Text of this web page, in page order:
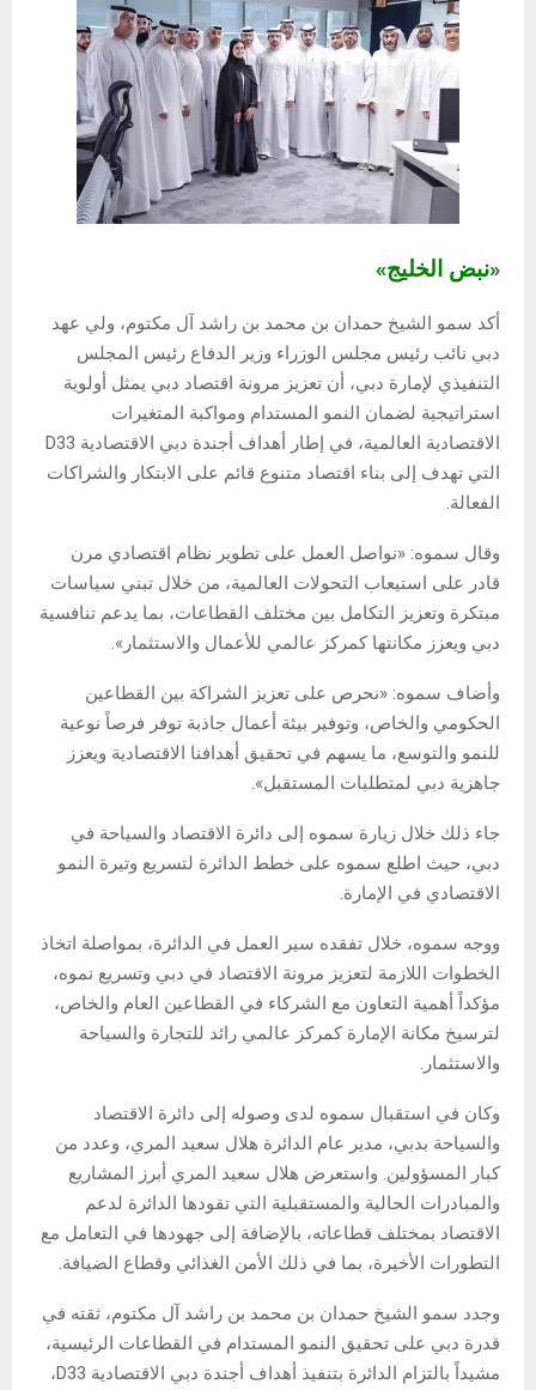
«نبض الخليج»
أكد سمو الشيخ حمدان بن محمد بن راشد آل مكتوم، ولي عهد
دبي نائب رئيس مجلس الوزراء وزير الدفاع رئيس المجلس
التنفيذي لإمارة دبي، أن تعزيز مرونة اقتصاد دبي يمثل أولوية
استراتيجية لضمان النمو المستدام ومواكبة المتغيرات
الاقتصادية العالمية، في إطار أهداف أجندة دبي الاقتصادية D33
التي تهدف إلى بناء اقتصاد متنوع قائم على الابتكار والشراكات
الفعالة.
وقال سموه: «نواصل العمل على تطوير نظام اقتصادي مرن
قادر على استيعاب التحولات العالمية، من خلال تبني سياسات
مبتكرة وتعزيز التكامل بين مختلف القطاعات، بما يدعم تنافسية
دبي ويعزز مكانتها كمركز عالمي للأعمال والاستثمار».
وأضاف سموه: «نحرص على تعزيز الشراكة بين القطاعين
الحكومي والخاص، وتوفير بيئة أعمال جاذبة توفر فرصاً نوعية
للنمو والتوسع، ما يسهم في تحقيق أهدافنا الاقتصادية ويعزز
جاهزية دبي لمتطلبات المستقبل».
جاء ذلك خلال زيارة سموه إلى دائرة الاقتصاد والسياحة في
دبي، حيث اطلع سموه على خطط الدائرة لتسريع وتيرة النمو
الاقتصادي في الإمارة.
ووجه سموه، خلال تفقده سير العمل في الدائرة، بمواصلة اتخاذ
الخطوات اللازمة لتعزيز مرونة الاقتصاد في دبي وتسريع نموه،
مؤكداً أهمية التعاون مع الشركاء في القطاعين العام والخاص،
لترسيخ مكانة الإمارة كمركز عالمي رائد للتجارة والسياحة
والاستثمار.
وكان في استقبال سموه لدى وصوله إلى دائرة الاقتصاد
والسياحة بدبي، مدير عام الدائرة هلال سعيد المري، وعدد من
كبار المسؤولين. واستعرض هلال سعيد المري أبرز المشاريع
والمبادرات الحالية والمستقبلية التي تقودها الدائرة لدعم
الاقتصاد بمختلف قطاعاته، بالإضافة إلى جهودها في التعامل مع
التطورات الأخيرة، بما في ذلك الأمن الغذائي وقطاع الضيافة.
وجدد سمو الشيخ حمدان بن محمد بن راشد آل مكتوم، ثقته في
قدرة دبي على تحقيق النمو المستدام في القطاعات الرئيسية،
مشيداً بالتزام الدائرة بتنفيذ أهداف أجندة دبي الاقتصادية D33،